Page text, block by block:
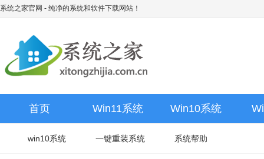
系统之家官网 - 纯净的系统和软件下载网站！
首页 Win11系统 Win10系统
win10系统 一键重装系统 系统帮助